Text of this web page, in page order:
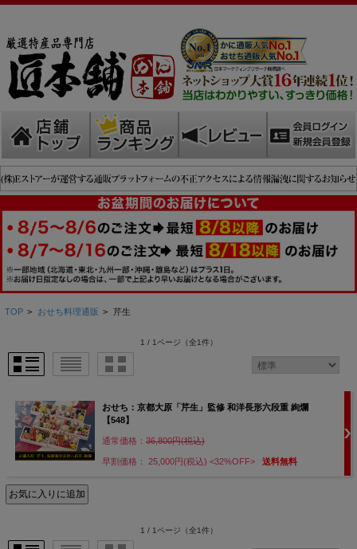
TOP > おせち料理通販 > 芹生
1 / 1ページ （全1件）
おせち：京都大原「芹生」監修 和洋長形六段重 絢爛
【548】
通常価格： 36,800円(税込)
早割価格： 25,000円(税込) <32%OFF> 送料無料
1 / 1ページ （全1件）